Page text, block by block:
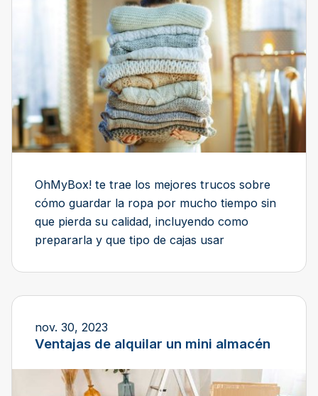
OhMyBox! te trae los mejores trucos sobre
cómo guardar la ropa por mucho tiempo sin
que pierda su calidad, incluyendo como
prepararla y que tipo de cajas usar
nov. 30, 2023
Ventajas de alquilar un mini almacén